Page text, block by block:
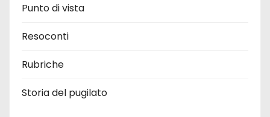
Punto di vista
Resoconti
Rubriche
Storia del pugilato